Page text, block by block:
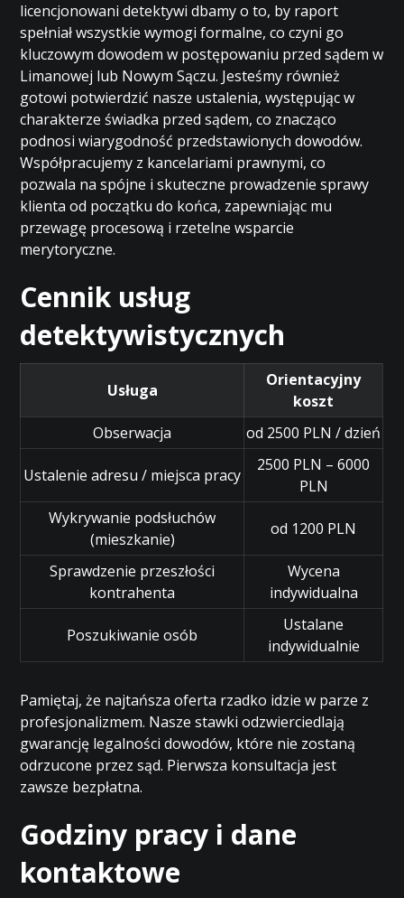
licencjonowani detektywi dbamy o to, by raport
spełniał wszystkie wymogi formalne, co czyni go
kluczowym dowodem w postępowaniu przed sądem w
Limanowej lub Nowym Sączu. Jesteśmy również
gotowi potwierdzić nasze ustalenia, występując w
charakterze świadka przed sądem, co znacząco
podnosi wiarygodność przedstawionych dowodów.
Współpracujemy z kancelariami prawnymi, co
pozwala na spójne i skuteczne prowadzenie sprawy
klienta od początku do końca, zapewniając mu
przewagę procesową i rzetelne wsparcie
merytoryczne.
Cennik usług
detektywistycznych
Usługa
Orientacyjny
koszt
Obserwacja
od 2500 PLN / dzień
Ustalenie adresu / miejsca pracy
2500 PLN – 6000
PLN
Wykrywanie podsłuchów
(mieszkanie)
od 1200 PLN
Sprawdzenie przeszłości
kontrahenta
Wycena
indywidualna
Poszukiwanie osób
Ustalane
indywidualnie
Pamiętaj, że najtańsza oferta rzadko idzie w parze z
profesjonalizmem. Nasze stawki odzwierciedlają
gwarancję legalności dowodów, które nie zostaną
odrzucone przez sąd. Pierwsza konsultacja jest
zawsze bezpłatna.
Godziny pracy i dane
kontaktowe